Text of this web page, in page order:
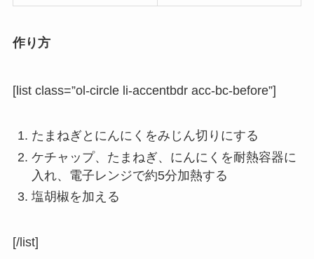
作り方
[list class=”ol-circle li-accentbdr acc-bc-before”]
たまねぎとにんにくをみじん切りにする
ケチャップ、たまねぎ、にんにくを耐熱容器に
入れ、電子レンジで約5分加熱する
塩胡椒を加える
[/list]